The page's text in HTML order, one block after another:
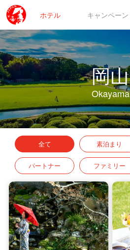
ホテル キャンペーン
岡山
Okayama
全て 素泊まり
パートナー ファミリー